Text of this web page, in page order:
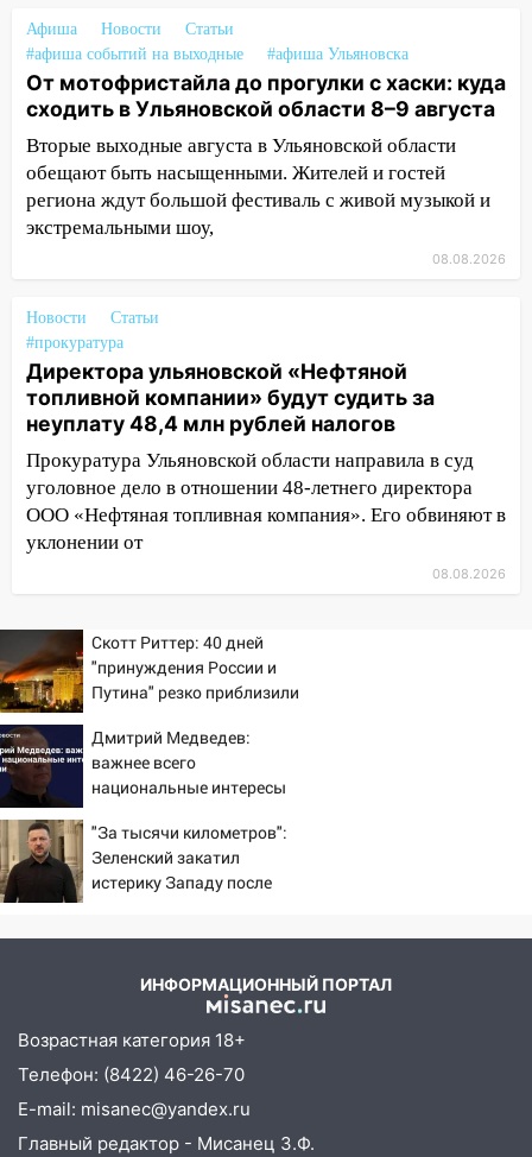
12:12
Прокуратура взяла на контроль
ДТП с шестилетним ребёнком на улице
Федерации
12:01 Пьяная женщина сбила
шестилетнего ребёнка на улице
Федерации: возбуждено уголовное дело
11:16 В Ульяновске ищут 37-летнего
мужчину, пропавшего ещё 19 июля
хаски: куда сходить в Ульяновской
области 8–9 августа
10:11 Директора ульяновской
«Нефтяной топливной компании» будут
судить за неуплату 48,4 млн рублей
налогов
09:28 Дети на дорогах: пострадали
велосипедисты, мотоциклисты и
пешеходы. Обзор крупных аварий в
домов и выстрел за водку
07:50
Какая погоды будет днем 8
августа
06:45
Императорский мост в
Ульяновске останется закрытым до
утра 10 августа
05:18
Судьба готовит сюрприз: гороскоп
на 8 августа — кому повезет с
деньгами, а кого ждет неожиданная
встреча
В Ульяновской области объявили
ракетную опасность: звучат сирены
07.08.2026
20:40 Ульяновские аграрии смогут
купить тракторы с отсрочкой платежа
Афиша Новости
Статьи
#афиша событий на выходные
#афиша Ульяновска
От мотофристайла до прогулки с хаски: куда
сходить в Ульяновской области 8–9 августа
Вторые выходные августа в Ульяновской области
обещают быть насыщенными. Жителей и гостей
региона ждут большой фестиваль с живой музыкой и
экстремальными шоу,
08.08.2026
Новости
Статьи
#прокуратура
Директора ульяновской «Нефтяной
топливной компании» будут судить за
неуплату 48,4 млн рублей налогов
Прокуратура Ульяновской области направила в суд
уголовное дело в отношении 48-летнего директора
ООО «Нефтяная топливная компания». Его обвиняют в
уклонении от
08.08.2026
Скотт Риттер: 40 дней
"принуждения России и
Путина" резко приблизили
Дмитрий Медведев:
важнее всего
национальные интересы
"За тысячи километров":
Зеленский закатил
истерику Западу после
ИНФОРМАЦИОННЫЙ ПОРТАЛ
Возрастная категория 18+
Телефон: (8422) 46-26-70
E-mail: misanec@yandex.ru
Главный редактор - Мисанец З.Ф.